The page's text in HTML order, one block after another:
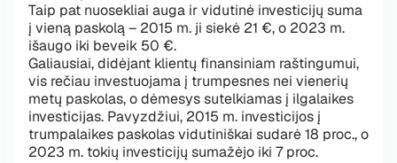
Taip pat nuosekliai auga ir vidutinė investicijų suma
į vieną paskolą – 2015 m. ji siekė 21 €, o 2023 m.
išaugo iki beveik 50 €.
Galiausiai, didėjant klientų finansiniam raštingumui,
vis rečiau investuojama į trumpesnes nei vienerių
metų paskolas, o dėmesys sutelkiamas į ilgalaikes
investicijas. Pavyzdžiui, 2015 m. investicijos į
trumpalaikes paskolas vidutiniškai sudarė 18 proc., o
2023 m. tokių investicijų sumažėjo iki 7 proc.